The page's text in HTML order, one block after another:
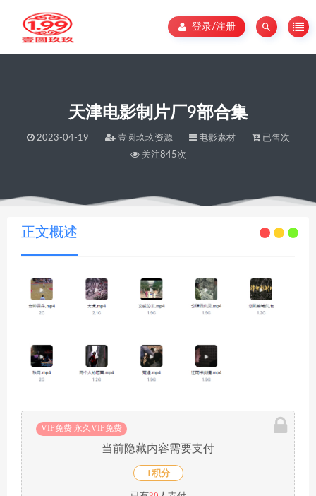
登录/注册
天津电影制片厂9部合集
2023-04-19 壹圆玖玖资源 电影素材
已售次
关注845次
当前位置：壹圆玖玖资源 >天津电影制片厂9部合集
正文概述
VIP免费 永久VIP免费
当前隐藏内容需要支付
1积分